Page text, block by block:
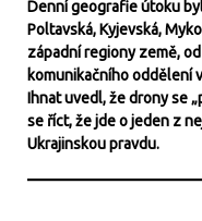
Denní geografie útoku
Poltavská, Kyjevská,
západní regiony země,
komunikačního oddělení
Ihnat uvedl, že drony se
se říct, že jde o jeden z
Ukrajinskou pravdu.